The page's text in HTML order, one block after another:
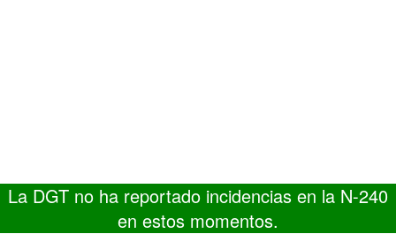
La DGT no ha reportado incidencias en la N-240
en estos momentos.